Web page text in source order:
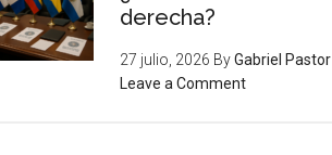
derecha?
27 julio, 2026 ByGabriel Pastor
Leave a Comment